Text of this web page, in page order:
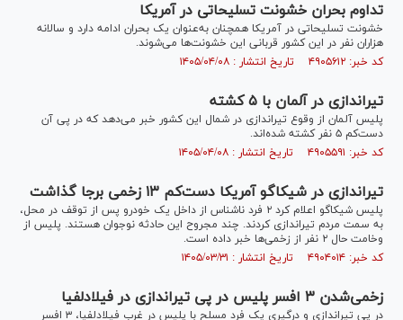
تداوم بحران خشونت تسلیحاتی در آمریکا
خشونت تسلیحاتی در آمریکا همچنان به‌عنوان یک بحران ادامه دارد و سالانه
هزاران نفر در این کشور قربانی این خشونت‌ها می‌شوند.
کد خبر: ۴۹۰۵۶۱۲ تاریخ انتشار : ۱۴۰۵/۰۴/۰۸
تیراندازی در آلمان با ۵ کشته
پلیس آلمان از وقوع تیراندازی در شمال این کشور خبر می‌دهد که در پی آن
دست‌کم ۵ نفر کشته شده‌اند.
کد خبر: ۴۹۰۵۵۹۱ تاریخ انتشار : ۱۴۰۵/۰۴/۰۸
تیراندازی در شیکاگو آمریکا دست‌کم ۱۳ زخمی برجا گذاشت
پلیس شیکاگو اعلام کرد ۲ فرد ناشناس از داخل یک خودرو پس از توقف در محل،
به سمت مردم تیراندازی کردند. چند مجروح این حادثه نوجوان هستند. پلیس از
وخامت حال ۲ نفر از زخمی‌ها خبر داده است.
کد خبر: ۴۹۰۴۰۱۴ تاریخ انتشار : ۱۴۰۵/۰۳/۳۱
زخمی‌شدن ۳ افسر پلیس در پی تیراندازی در فیلادلفیا
در پی تیراندازی و درگیری یک فرد مسلح با پلیس در غرب فیلادلفیا، ۳ افسر